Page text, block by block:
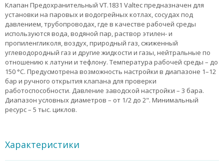
Клапан Предохранительный VT.1831 Valtec предназначен для
установки на паровых и водогрейных котлах, сосудах под
давлением, трубопроводах, где в качестве рабочей среды
используются вода, водяной пар, раствор этилен- и
пропиленгликоля, воздух, природный газ, сжиженный
углеводородный газ и другие жидкости и газы, нейтральные по
отношению к латуни и тефлону. Температура рабочей среды – до
150 °С. Предусмотрена возможность настройки в диапазоне 1–12
бар и ручного открытия клапана для проверки
работоспособности. Давление заводской настройки – 3 бара.
Диапазон условных диаметров – от 1/2 до 2". Минимальный
ресурс – 5 тыс. циклов.
Характеристики